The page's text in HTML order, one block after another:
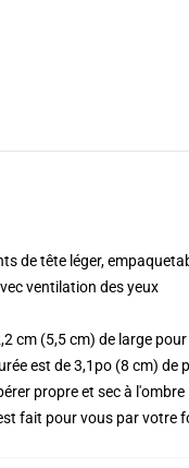
de tête léger,
ventilation des yeux
cm (5,5 cm) de large
est de 3,1po (8 cm) de
propre et sec à l'ombre
fait pour vous par votre